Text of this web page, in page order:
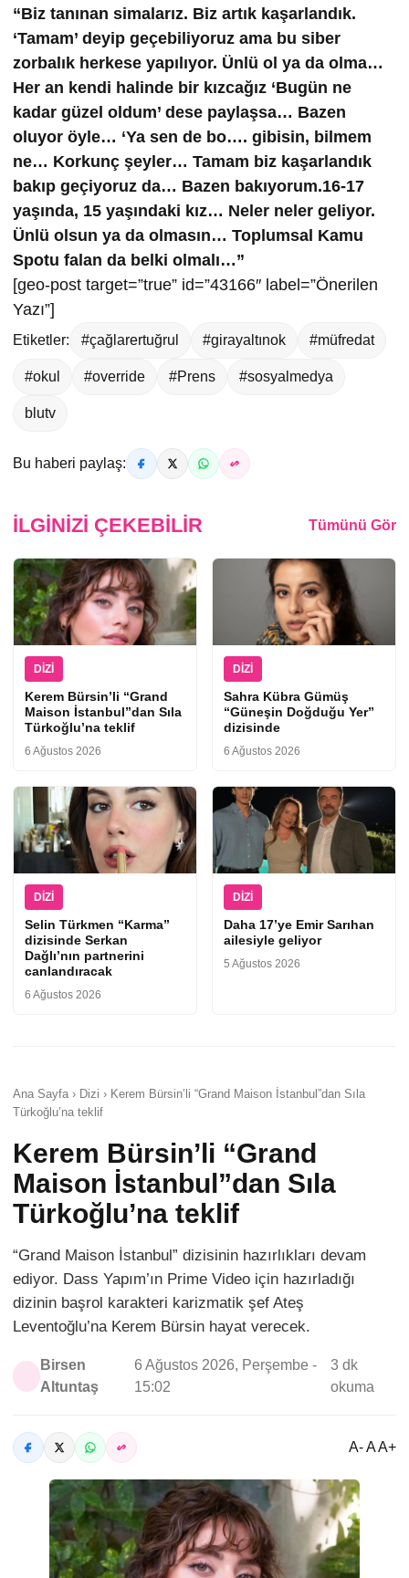
“Biz tanınan simalarız. Biz artık kaşarlandık.
‘Tamam’ deyip geçebiliyoruz ama bu siber
zorbalık herkese yapılıyor. Ünlü ol ya da olma…
Her an kendi halinde bir kızcağız ‘Bugün ne
kadar güzel oldum’ dese paylaşsa… Bazen
oluyor öyle… ‘Ya sen de bo…. gibisin, bilmem
ne… Korkunç şeyler… Tamam biz kaşarlandık
bakıp geçiyoruz da… Bazen bakıyorum.16-17
yaşında, 15 yaşındaki kız… Neler neler geliyor.
Ünlü olsun ya da olmasın… Toplumsal Kamu
Spotu falan da belki olmalı…”
[geo-post target=”true” id=”43166″ label=”Önerilen
Yazı”]
Etiketler: #çağlarertuğrul #girayaltınok #müfredat
#okul #override #Prens #sosyalmedya
blutv
Bu haberi paylaş:
İLGINIZI ÇEKEBILIR Tümünü Gör
DIZI
Kerem Bürsin’li “Grand
Maison İstanbul”dan Sıla
Türkoğlu’na teklif
6 Ağustos 2026
DIZI
Sahra Kübra Gümüş
“Güneşin Doğduğu Yer”
dizisinde
6 Ağustos 2026
DIZI
Selin Türkmen “Karma”
dizisinde Serkan
Dağlı’nın partnerini
canlandıracak
6 Ağustos 2026
DIZI
Daha 17’ye Emir Sarıhan
ailesiyle geliyor
5 Ağustos 2026
Ana Sayfa › Dizi › Kerem Bürsin’li “Grand Maison İstanbul”dan Sıla
Türkoğlu’na teklif
Kerem Bürsin’li “Grand
Maison İstanbul”dan Sıla
Türkoğlu’na teklif
“Grand Maison İstanbul” dizisinin hazırlıkları devam
ediyor. Dass Yapım’ın Prime Video için hazırladığı
dizinin başrol karakteri karizmatik şef Ateş
Leventoğlu’na Kerem Bürsin hayat verecek.
Birsen
Altuntaş
6 Ağustos 2026, Perşembe -
15:02
3 dk
okuma
A- A A+